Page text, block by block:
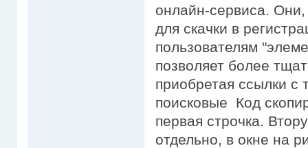
онлайн-сервиса.
для скачки в
пользователям
позволяет более
приобретая ссылки с
поисковые Код
первая строчка.
отдельно, в окне на